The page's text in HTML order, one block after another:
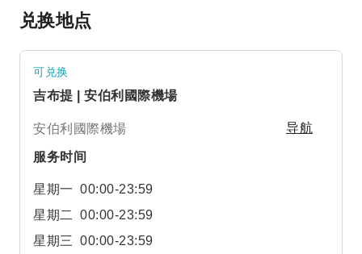
兑换地点
可兑换
吉布提 | 安伯利國際機場
安伯利國際機場 导航
服务时间
星期一 00:00-23:59
星期二
00:00-23:59
星期三 00:00-23:59